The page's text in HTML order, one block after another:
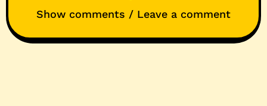
Show comments / Leave a comment